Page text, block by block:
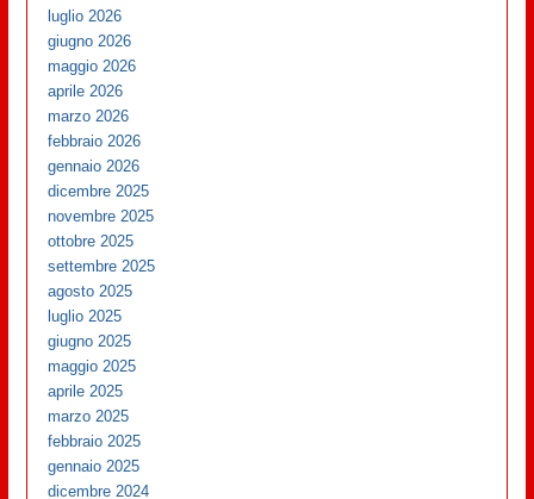
luglio 2026
giugno 2026
maggio 2026
aprile 2026
marzo 2026
febbraio 2026
gennaio 2026
dicembre 2025
novembre 2025
ottobre 2025
settembre 2025
agosto 2025
luglio 2025
giugno 2025
maggio 2025
aprile 2025
marzo 2025
febbraio 2025
gennaio 2025
dicembre 2024